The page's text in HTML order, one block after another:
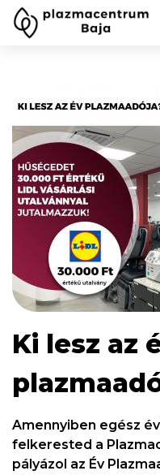
Ki lesz az
Amennyiben egész
felkerested a
pályázol az Év